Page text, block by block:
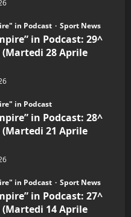
in Podcast Sport News
in Podcast: 29^
28 Aprile
in Podcast
in Podcast: 28^
21 Aprile
in Podcast Sport News
in Podcast: 27^
14 Aprile